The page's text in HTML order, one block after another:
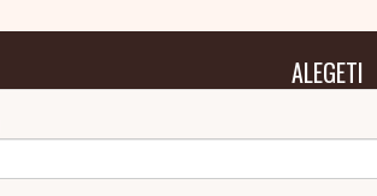
ALEGETI